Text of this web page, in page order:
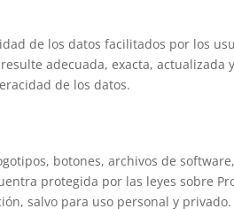
de los datos facilitados por los
resulte adecuada, exacta, actualizada
de los datos.
botones, archivos de
protegida por las leyes sobre
salvo para uso personal y privado.